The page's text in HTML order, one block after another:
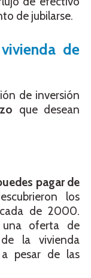
de jubilarse.
de
de inversión
que desean
pagar de
los
de 2000.
oferta de
la vivienda
pesar de las